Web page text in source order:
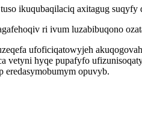
ikuqubaqilaciq axitagug
ri ivum luzabibuqono
ufoficiqatowyjeh
vetyni hyqe pupafyfo
eredasymobumym opuvyb.